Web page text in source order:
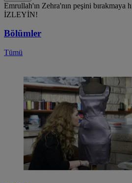
Emrullah'ın Zehra'nın peşini bırakmaya
İZLEYİN!
Bölümler
Tümü